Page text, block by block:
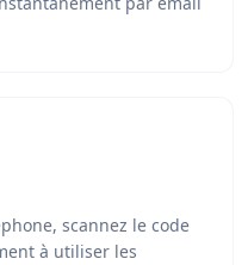
scannez le code
à utiliser les